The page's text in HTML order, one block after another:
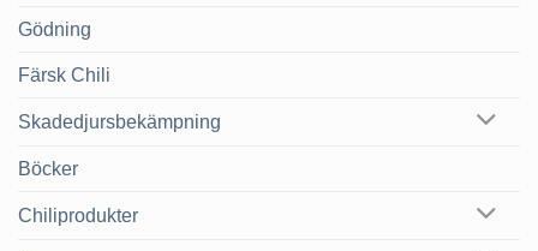
Gödning
Färsk Chili
Skadedjursbekämpning
Böcker
Chiliprodukter